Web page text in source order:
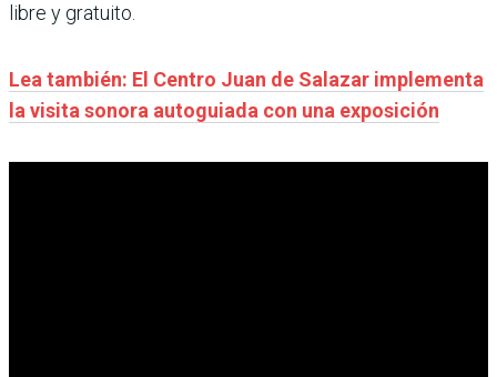
libre y gratuito.
Lea también: El Centro Juan de Salazar implementa
la visita sonora autoguiada con una exposición